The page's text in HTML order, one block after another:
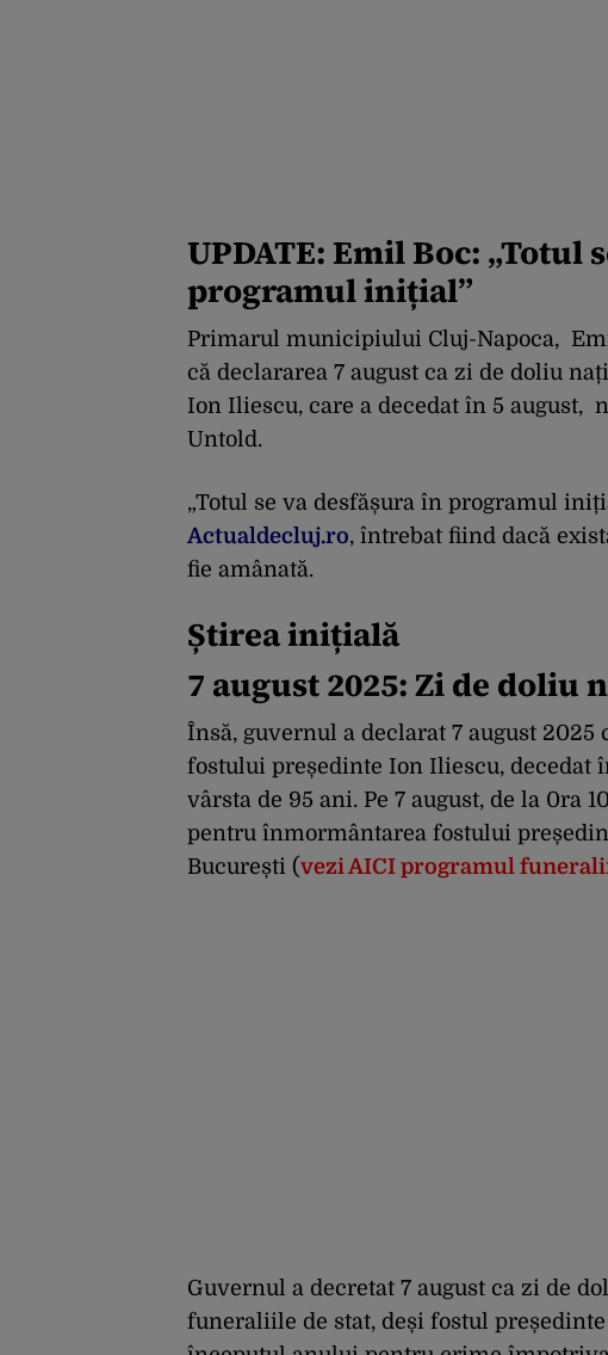
UPDATE: Emil Boc: „Totul
programul inițial”
Primarul municipiului Cluj-Napoca,
că declararea 7 august ca zi de doliu
Ion Iliescu, care a decedat în 5 august,
Untold.
„Totul se va desfășura în programul
Actualdecluj.ro, întrebat fiind dacă
fie amânată.
Știrea inițială
7 august 2025: Zi de doliu
Însă, guvernul a declarat 7 august
fostului președinte Ion Iliescu, decedat
vârsta de 95 ani. Pe 7 august, de la 0ra
pentru înmormântarea fostului
București (vezi AICI programul
Guvernul a decretat 7 august ca zi de
funeraliile de stat, deși fostul